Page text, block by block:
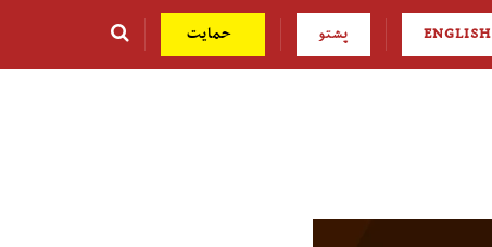
ENGLISH پشتو حمایت